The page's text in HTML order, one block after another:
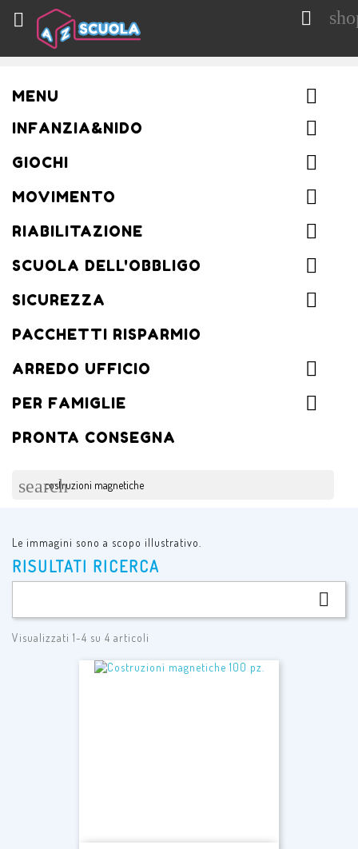
 
MENU
INFANZIA&NIDO
GIOCHI
MOVIMENTO
RIABILITAZIONE
SCUOLA DELL'OBBLIGO
SICUREZZA
PACCHETTI RISPARMIO
ARREDO UFFICIO
PER FAMIGLIE
PRONTA CONSEGNA
search
Le immagini sono a scopo illustrativo.
RISULTATI RICERCA

Visualizzati 1-4 su 4 articoli